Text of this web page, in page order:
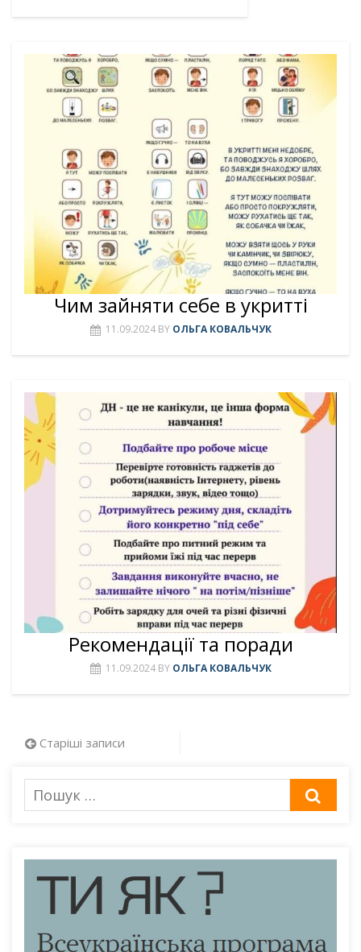
Чим зайняти себе в укритті
11.09.2024 BY ОЛЬГА КОВАЛЬЧУК
Рекомендації та поради
11.09.2024 BY ОЛЬГА КОВАЛЬЧУК
Навігація
за
записами
Старіші записи
Пошук
для: